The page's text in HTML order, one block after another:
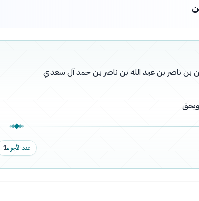
بن ناصر بن عبد الله بن ناصر بن حمد آل سعدي
عدد الأجزاء1